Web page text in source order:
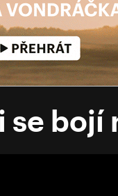
se bojí